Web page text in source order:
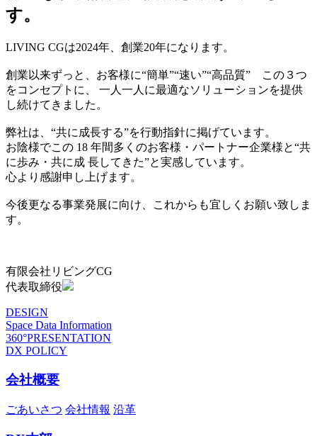
す。
LIVING CGは2024年、創業20年になります。
創業以来ずっと、お客様に“簡単”“速い”“高品質” この３つ
をコンセプトに、 一人一人に最適なソリューションを提供
し続けてきました。
弊社は、“共に成長する”を行動指針に掲げています。
お陰様でこの 18 年間多くのお客様・パートナー企業様と“共
に歩み・共に成 長してきた”と実感しています。
心より感謝申し上げます。
今後更なる事業発展に向け、これからも宜しくお願い致しま
す。
有限会社リビングCG
代表取締役
DESIGN
Space Data Information
360°PRESENTATION
DX POLICY
会社概要
ごあいさつ 会社情報 沿革